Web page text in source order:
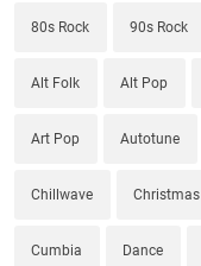
80s Rock 90s Rock
Alt Folk Alt Pop
Art Pop Autotune
Chillwave Christmas
Cumbia Dance